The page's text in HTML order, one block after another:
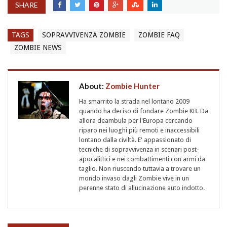
SHARE
TAGS SOPRAVVIVENZA ZOMBIE
ZOMBIE FAQ
ZOMBIE NEWS
About: Zombie Hunter
Ha smarrito la strada nel lontano 2009
quando ha deciso di fondare Zombie KB. Da
allora deambula per l'Europa cercando
riparo nei luoghi più remoti e inaccessibili
lontano dalla civiltà. E' appassionato di
tecniche di sopravvivenza in scenari post-
apocalittici e nei combattimenti con armi da
taglio. Non riuscendo tuttavia a trovare un
mondo invaso dagli Zombie vive in un
perenne stato di allucinazione auto indotto.